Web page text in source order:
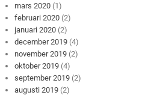
mars 2020 (1)
februari 2020 (2)
januari 2020 (2)
december 2019 (4)
november 2019 (2)
oktober 2019 (4)
september 2019 (2)
augusti 2019 (2)